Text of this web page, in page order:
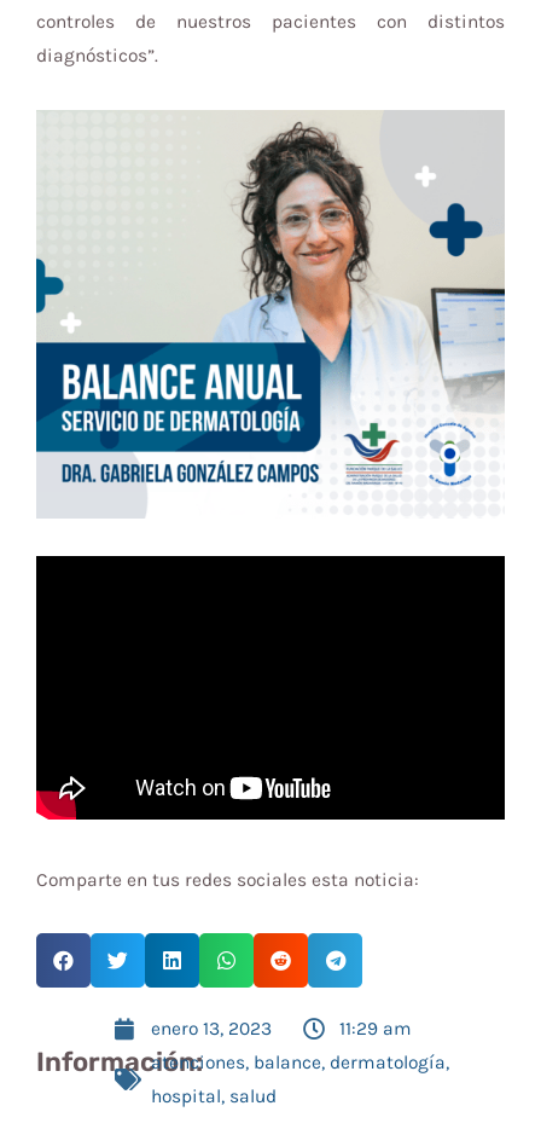
controles de nuestros pacientes con distintos
diagnósticos”.
Comparte en tus redes sociales esta noticia:
Información:
enero 13, 2023
11:29 am
atenciones, balance, dermatología,
hospital, salud